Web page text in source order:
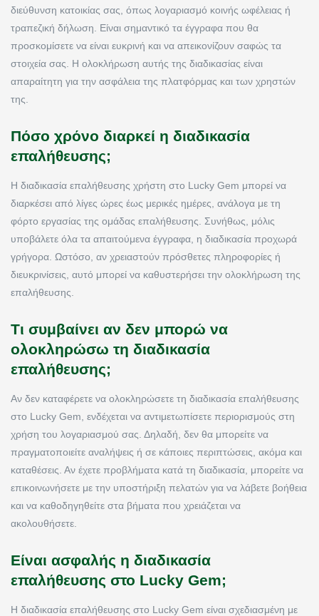
διεύθυνση κατοικίας σας, όπως λογαριασμό κοινής ωφέλειας ή
τραπεζική δήλωση. Είναι σημαντικό τα έγγραφα που θα
προσκομίσετε να είναι ευκρινή και να απεικονίζουν σαφώς τα
στοιχεία σας. Η ολοκλήρωση αυτής της διαδικασίας είναι
απαραίτητη για την ασφάλεια της πλατφόρμας και των χρηστών
της.
Πόσο χρόνο διαρκεί η διαδικασία
επαλήθευσης;
Η διαδικασία επαλήθευσης χρήστη στο Lucky Gem μπορεί να
διαρκέσει από λίγες ώρες έως μερικές ημέρες, ανάλογα με τη
φόρτο εργασίας της ομάδας επαλήθευσης. Συνήθως, μόλις
υποβάλετε όλα τα απαιτούμενα έγγραφα, η διαδικασία προχωρά
γρήγορα. Ωστόσο, αν χρειαστούν πρόσθετες πληροφορίες ή
διευκρινίσεις, αυτό μπορεί να καθυστερήσει την ολοκλήρωση της
επαλήθευσης.
Τι συμβαίνει αν δεν μπορώ να
ολοκληρώσω τη διαδικασία
επαλήθευσης;
Αν δεν καταφέρετε να ολοκληρώσετε τη διαδικασία επαλήθευσης
στο Lucky Gem, ενδέχεται να αντιμετωπίσετε περιορισμούς στη
χρήση του λογαριασμού σας. Δηλαδή, δεν θα μπορείτε να
πραγματοποιείτε αναλήψεις ή σε κάποιες περιπτώσεις, ακόμα και
καταθέσεις. Αν έχετε προβλήματα κατά τη διαδικασία, μπορείτε να
επικοινωνήσετε με την υποστήριξη πελατών για να λάβετε βοήθεια
και να καθοδηγηθείτε στα βήματα που χρειάζεται να
ακολουθήσετε.
Είναι ασφαλής η διαδικασία
επαλήθευσης στο Lucky Gem;
Η διαδικασία επαλήθευσης στο Lucky Gem είναι σχεδιασμένη με